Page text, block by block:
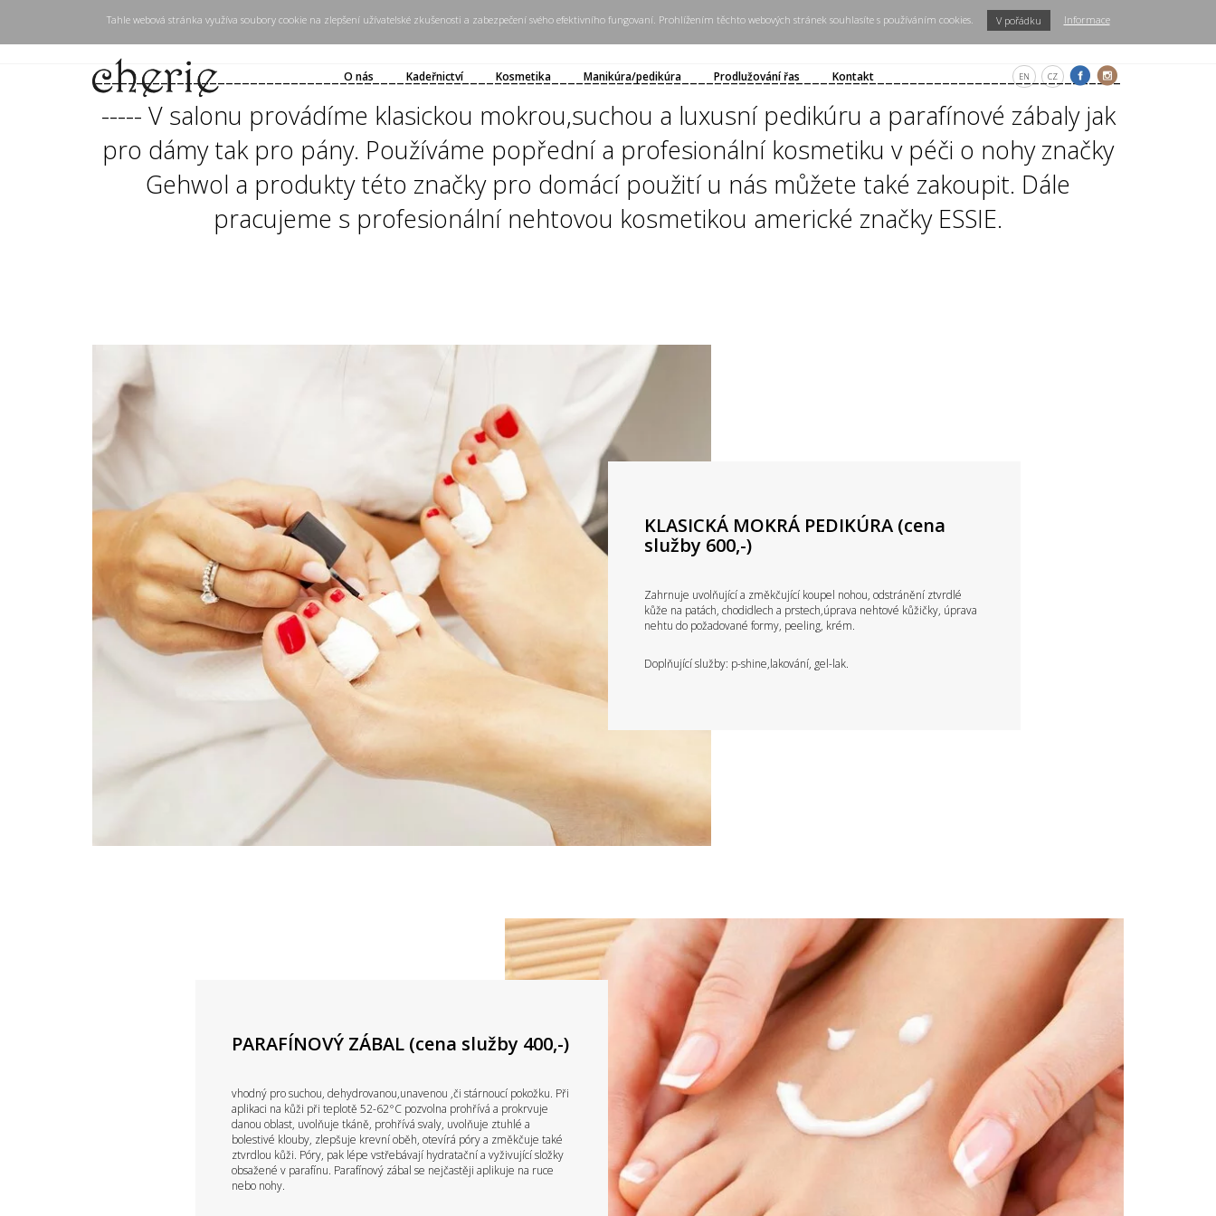
Tahle webová stránka využíva soubory cookie na zlepšení užívatelské zkušenosti a zabezpečení svého efektivního fungovaní. Prohlížením těchto webových stránek souhlasíte s používáním cookies. V pořádku Informace
O nás Kadeřnictví Kosmetika Manikúra/pedikúra Prodlužování řas Kontakt EN CZ
------------------------------------------------------------------------------------------------------------------------------
----- V salonu provádíme klasickou mokrou,suchou a luxusní pedikúru a parafínové zábaly jak
pro dámy tak pro pány. Používáme popřední a profesionální kosmetiku v péči o nohy značky
Gehwol a produkty této značky pro domácí použití u nás můžete také zakoupit. Dále
pracujeme s profesionální nehtovou kosmetikou americké značky ESSIE.
KLASICKÁ MOKRÁ PEDIKÚRA (cena
služby 600,-)
Zahrnuje uvolňující a změkčující koupel nohou, odstránění ztvrdlé
kůže na patách, chodidlech a prstech,úprava nehtové kůžičky, úprava
nehtu do požadované formy, peeling, krém.
Doplňující služby: p-shine,lakování, gel-lak.
PARAFÍNOVÝ ZÁBAL (cena služby 400,-)
vhodný pro suchou, dehydrovanou,unavenou ,či stárnoucí pokožku. Při
aplikaci na kůži při teplotě 52-62°C pozvolna prohřívá a prokrvuje
danou oblast, uvolňuje tkáně, prohřívá svaly, uvolňuje ztuhlé a
bolestivé klouby, zlepšuje krevní oběh, otevírá póry a změkčuje také
ztvrdlou kůži. Póry, pak lépe vstřebávají hydratační a vyživující složky
obsažené v parafínu. Parafínový zábal se nejčastěji aplikuje na ruce
nebo nohy.